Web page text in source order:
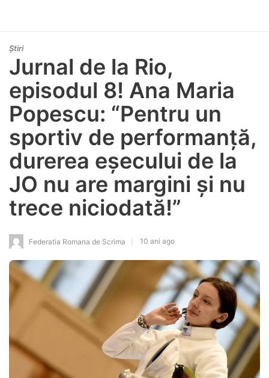
Știri
Jurnal de la Rio,
episodul 8! Ana Maria
Popescu: “Pentru un
sportiv de performanță,
durerea eșecului de la
JO nu are margini și nu
trece niciodată!”
Federatia Romana de Scrima 10 ani ago